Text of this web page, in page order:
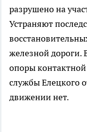
разрушено на
Устраняют
железной дороги.
опоры
службы Елецкого
движении нет.